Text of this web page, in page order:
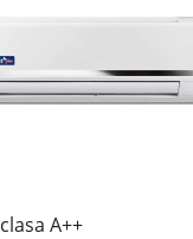
clasa A++